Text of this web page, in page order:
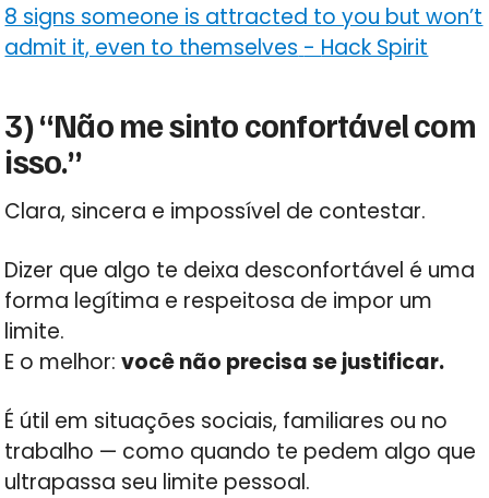
8 signs someone is attracted to you but won’t
admit it, even to themselves - Hack Spirit
3) “Não me sinto confortável com
isso.”
Clara, sincera e impossível de contestar.
Dizer que algo te deixa desconfortável é uma
forma legítima e respeitosa de impor um
limite.
E o melhor:você não precisa se justificar.
É útil em situações sociais, familiares ou no
trabalho — como quando te pedem algo que
ultrapassa seu limite pessoal.